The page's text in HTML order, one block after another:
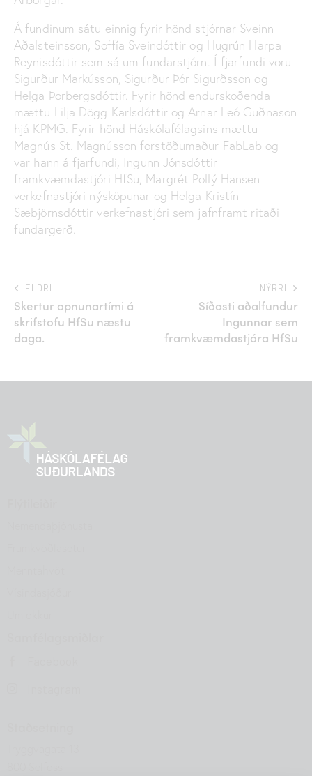
Á fundinum sátu einnig fyrir hönd stjórnar Sveinn
Aðalsteinsson, Soffía Sveindóttir og Hugrún Harpa
Reynisdóttir sem sá um fundarstjórn. Í fjarfundi voru
Sigurður Markússon, Sigurður Þór Sigurðsson og
Helga Þorbergsdóttir. Fyrir hönd endurskoðenda
mættu Lilja Dögg Karlsdóttir og Arnar Leó Guðnason
hjá KPMG. Fyrir hönd Háskólafélagsins mættu
Magnús St. Magnússon forstöðumaður FabLab og
var hann á fjarfundi, Ingunn Jónsdóttir
framkvæmdastjóri HfSu, Margrét Pollý Hansen
verkefnastjóri nýsköpunar og Helga Kristín
Sæbjörnsdóttir verkefnastjóri sem jafnframt ritaði
fundargerð.
ELDRI
Skertur opnunartími á
skrifstofu HfSu næstu
daga.
NÝRRI
Síðasti aðalfundur
Ingunnar sem
framkvæmdastjóra HfSu